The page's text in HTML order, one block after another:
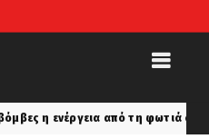
από τη φωτιά σε Αττική και